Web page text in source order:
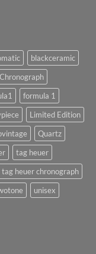
blackceramic
Chronograph
formula 1
Limited Edition
Quartz
tag heuer
tag heuer chronograph
unisex